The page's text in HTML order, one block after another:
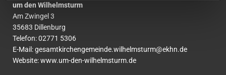
um den Wilhelmsturm
Am Zwingel 3
35683 Dillenburg
Telefon:02771 5306
E-Mail:gesamtkirchengemeinde.wilhelmsturm@ekhn.de
Website: www.um-den-wilhelmsturm.de